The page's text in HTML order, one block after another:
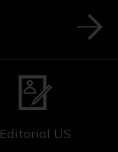
Editorial US